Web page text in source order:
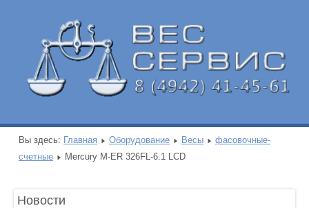
Вы здесь: Главная Оборудование Весы
фасовочные-
счетные
Mercury M-ER 326FL-6.1 LCD
Новости